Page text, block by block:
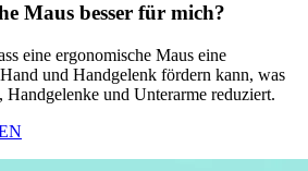
Maus besser für mich?
eine ergonomische Maus eine
und Handgelenk fördern kann, was
Handgelenke und Unterarme reduziert.